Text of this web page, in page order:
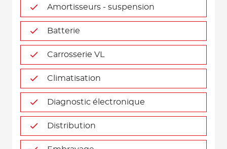
Amortisseurs - suspension
Batterie
Carrosserie VL
Climatisation
Diagnostic électronique
Distribution